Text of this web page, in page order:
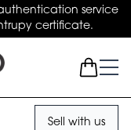
authentication service
certificate.
Sell with us